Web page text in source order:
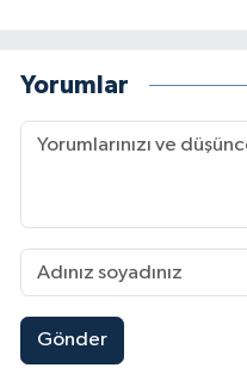
Yorumlar
Gönder